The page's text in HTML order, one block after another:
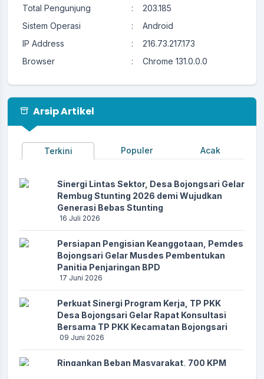
Total Pengunjung :
203.185
Sistem Operasi
:
Android
IP Address
:
216.73.217.173
Browser
: Chrome 131.0.0.0
Arsip Artikel
Terkini Populer Acak
Sinergi Lintas Sektor, Desa Bojongsari Gelar
Rembug Stunting 2026 demi Wujudkan
Generasi Bebas Stunting
16 Juli 2026
Persiapan Pengisian Keanggotaan, Pemdes
Bojongsari Gelar Musdes Pembentukan
Panitia Penjaringan BPD
17 Juni 2026
Perkuat Sinergi Program Kerja, TP PKK
Desa Bojongsari Gelar Rapat Konsultasi
Bersama TP PKK Kecamatan Bojongsari
09 Juni 2026
Ringankan Beban Masyarakat, 700 KPM